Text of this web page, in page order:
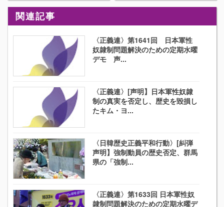
関連記事
〈正義連〉第1641回 日本軍性
奴隷制問題解決のための定期水曜
デモ 声...
〈正義連〉[声明】日本軍性奴隷
制の真実を否定し、歴史を毀損し
たキム・ヨ...
〈日韓歴史正義平和行動〉[糾弾
声明】強制動員の歴史否定、群馬
県の「強制...
〈正義連〉第1633回 日本軍性奴
隷制問題解決のための定期水曜デ